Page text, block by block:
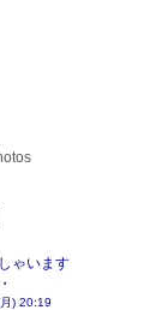
ゃいます
) 20:19